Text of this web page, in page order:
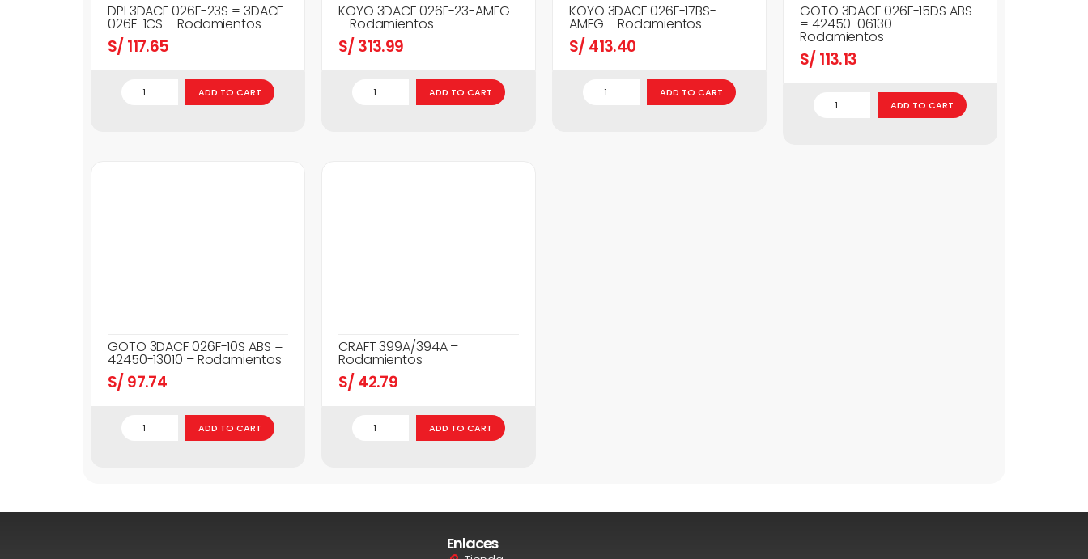
DPI 3DACF 026F-23S = 3DACF
026F-1CS – Rodamientos
S/ 117.65
ADD TO CART
KOYO 3DACF 026F-23-AMFG
– Rodamientos
S/ 313.99
ADD TO CART
KOYO 3DACF 026F-17BS-
AMFG – Rodamientos
S/ 413.40
ADD TO CART
GOTO 3DACF 026F-15DS ABS
= 42450-06130 –
Rodamientos
S/ 113.13
ADD TO CART
GOTO 3DACF 026F-10S ABS =
42450-13010 – Rodamientos
S/ 97.74
ADD TO CART
CRAFT 399A/394A –
Rodamientos
S/ 42.79
ADD TO CART
Enlaces